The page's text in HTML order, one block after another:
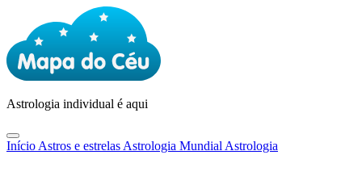
Astrologia individual é aqui
Início Astros e estrelas Astrologia Mundial Astrologia